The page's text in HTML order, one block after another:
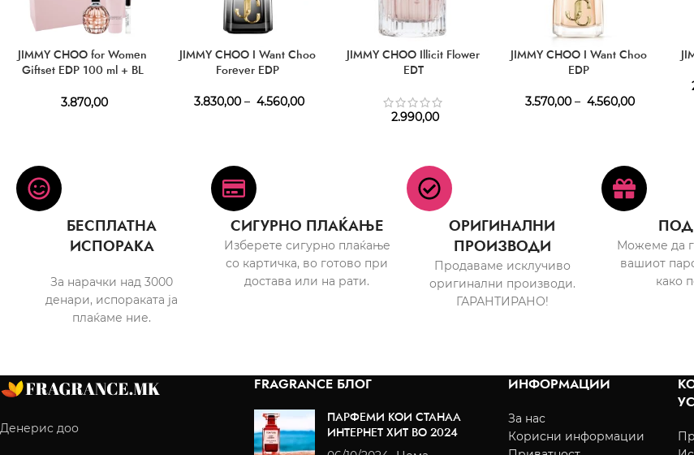
JIMMY CHOO for Women
Giftset EDP 100 ml + BL
3.870,00
JIMMY CHOO I Want Choo
Forever EDP
3.830,00 – 4.560,00
JIMMY CHOO Illicit Flower
EDT
2.990,00
JIMMY CHOO I Want Choo
EDP
3.570,00 – 4.560,00
БЕСПЛАТНА
ИСПОРАКА
За нарачки над 3000
денари, испораката ја
плаќаме ние.
СИГУРНО ПЛАЌАЊЕ
Изберете сигурно плаќање
со картичка, во готово при
достава или на рати.
ОРИГИНАЛНИ
ПРОИЗВОДИ
Продаваме исклучиво
оригинални производи.
ГАРАНТИРАНО!
Можеме да
вашиот
како
Денерис доо
FRAGRANCE БЛОГ
ПАРФЕМИ КОИ СТАНАА
ИНТЕРНЕТ ХИТ ВО 2024
ИНФОРМАЦИИ
За нас
Корисни информации